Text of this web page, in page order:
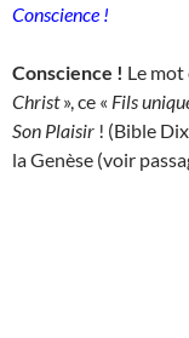
Conscience !
Conscience ! Le mot
Christ», ce « Fils
Son Plaisir ! (Bible
la Genèse (voir